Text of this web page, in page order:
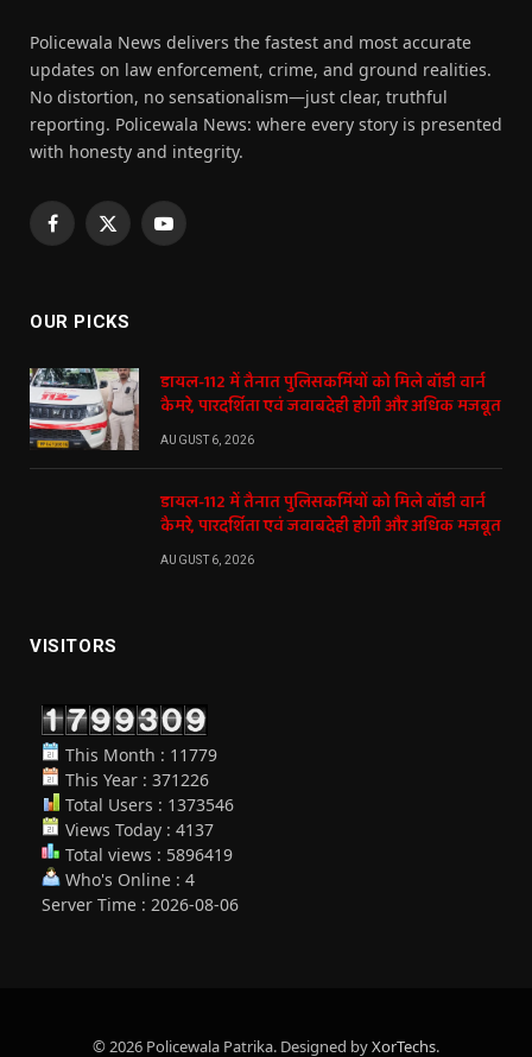
Policewala News delivers the fastest and most accurate
updates on law enforcement, crime, and ground realities.
No distortion, no sensationalism—just clear, truthful
reporting. Policewala News: where every story is presented
with honesty and integrity.
Facebook
X
YouTube
OUR PICKS
डायल-112 में तैनात पुलिसकर्मियों को मिले बॉडी वार्न
कैमरे, पारदर्शिता एवं जवाबदेही होगी और अधिक मजबूत
AUGUST 6, 2026
डायल-112 में तैनात पुलिसकर्मियों को मिले बॉडी वार्न
कैमरे, पारदर्शिता एवं जवाबदेही होगी और अधिक मजबूत
AUGUST 6, 2026
VISITORS
This Month : 11779
This Year : 371226
Total Users : 1373546
Views Today : 4137
Total views : 5896419
Who's Online : 4
Server Time : 2026-08-06
© 2026 Policewala Patrika. Designed byXorTechs.